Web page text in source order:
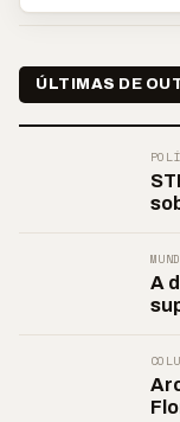
ÚLTIMAS DE
A